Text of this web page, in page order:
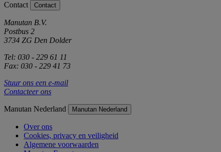
Contact Contact
Manutan B.V.
Postbus 2
3734 ZG Den Dolder
Tel: 030 - 229 61 11
Fax: 030 - 229 41 73
Stuur ons een e-mail
Contacteer ons
Manutan Nederland Manutan Nederland
Over ons
Cookies, privacy en veiligheid
Algemene voorwaarden